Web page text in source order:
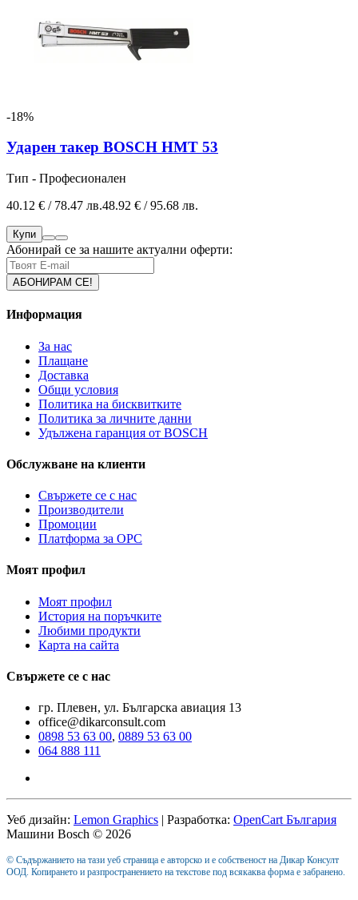
-18%
Ударен такер BOSCH HMT 53
Тип - Професионален
40.12 € / 78.47 лв.48.92 € / 95.68 лв.
Купи
Абонирай се за нашите актуални оферти:
Информация
За нас
Плащане
Доставка
Общи условия
Политика на бисквитките
Политика за личните данни
Удължена гаранция от BOSCH
Обслужване на клиенти
Свържете се с нас
Производители
Промоции
Платформа за ОРС
Моят профил
Моят профил
История на поръчките
Любими продукти
Карта на сайта
Свържете се с нас
гр. Плевен, ул. Българска авиация 13
office@dikarconsult.com
0898 53 63 00, 0889 53 63 00
064 888 111
Уеб дизайн: Lemon Graphics | Разработка: OpenCart България
Машини Bosch © 2026
© Съдържанието на тази уеб страница е авторско и е собственост на Дикар Консулт
ООД. Копирането и разпространението на текстове под всякаква форма е забранено.